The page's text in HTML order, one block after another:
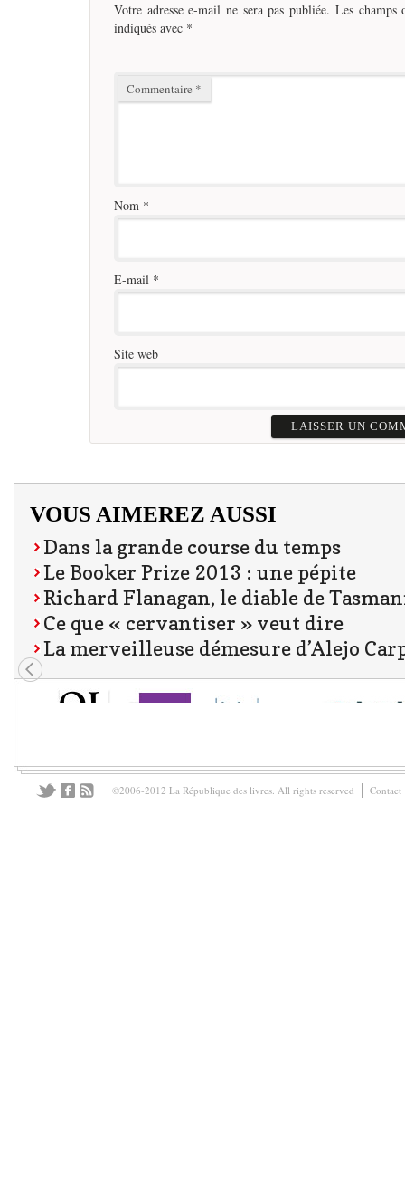
Votre adresse e-mail ne sera pas publiée. Les champs
indiqués avec *
Commentaire *
Nom *
E-mail *
Site web
VOUS AIMEREZ AUSSI
Dans la grande course du temps
Le Booker Prize 2013 : une pépite
Richard Flanagan, le diable de
Ce que « cervantiser » veut dire
La merveilleuse démesure d’Alejo
©2006-2012 La République des livres. All rights reserved Contact